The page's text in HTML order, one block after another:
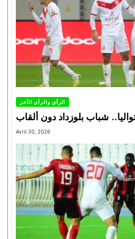
الرأي والرأي الأخر
شباب بلوزداد دون ألقاب
Avril 30, 2026